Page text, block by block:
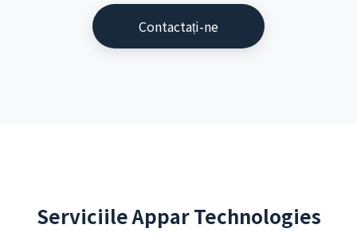
Contactați-ne
Serviciile Appar Technologies